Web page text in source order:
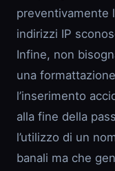
preventivamente
indirizzi IP
Infine, non
una
l’inserimento
alla fine della
l’utilizzo di un
banali ma che